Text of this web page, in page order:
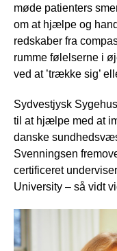
møde patienters
om at hjælpe og
redskaber fra
rumme følelserne i
ved at ’trække sig’
Sydvestjysk
til at hjælpe med at
danske
Svenningsen
certificeret
University – så vidt